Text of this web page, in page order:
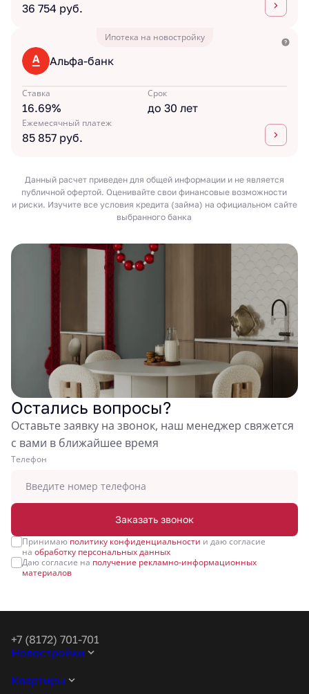
36 754 руб.
Ипотека на новостройку
Альфа-банк
Ставка
16.69%
Срок
до 30 лет
Ежемесячный платеж
85 857 руб.
Данный расчет приведен для общей информации и не является
публичной офертой. Оценивайте свои финансовые возможности
и риски. Изучите все условия кредита (займа) на официальном сайте
выбранного банка
Остались вопросы?
Оставьте заявку на звонок, наш менеджер свяжется
с вами в ближайшее время
Tелефон
Заказать звонок
Принимаю политику конфиденциальности и даю согласие
на обработку персональных данных
Даю согласие на получение рекламно-информационных
материалов
Новостройки
Квартиры
+7 (8172) 701-701